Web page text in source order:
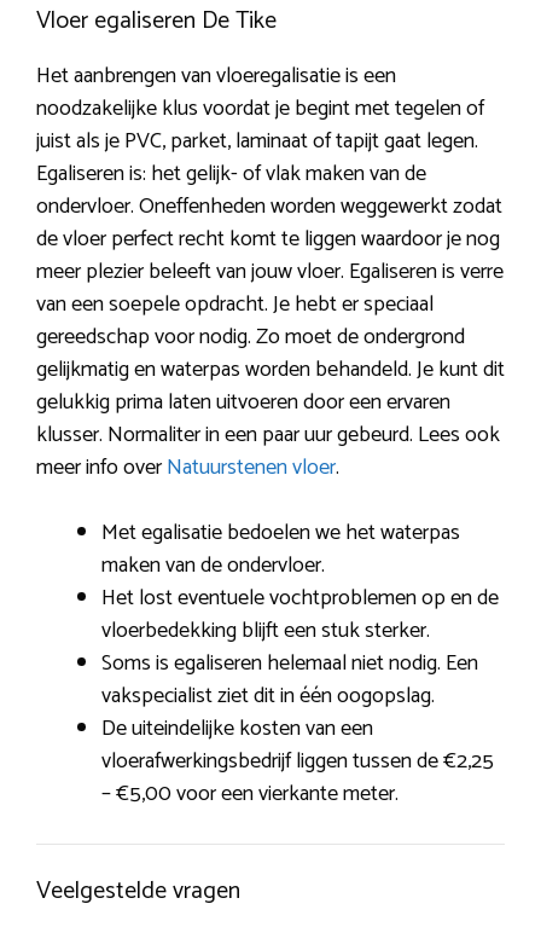
Vloer egaliseren De Tike
Het aanbrengen van vloeregalisatie is een
noodzakelijke klus voordat je begint met tegelen of
juist als je PVC, parket, laminaat of tapijt gaat legen.
Egaliseren is: het gelijk- of vlak maken van de
ondervloer. Oneffenheden worden weggewerkt zodat
de vloer perfect recht komt te liggen waardoor je nog
meer plezier beleeft van jouw vloer. Egaliseren is verre
van een soepele opdracht. Je hebt er speciaal
gereedschap voor nodig. Zo moet de ondergrond
gelijkmatig en waterpas worden behandeld. Je kunt dit
gelukkig prima laten uitvoeren door een ervaren
klusser. Normaliter in een paar uur gebeurd. Lees ook
meer info overNatuurstenen vloer.
Met egalisatie bedoelen we het waterpas
maken van de ondervloer.
Het lost eventuele vochtproblemen op en de
vloerbedekking blijft een stuk sterker.
Soms is egaliseren helemaal niet nodig. Een
vakspecialist ziet dit in één oogopslag.
De uiteindelijke kosten van een
vloerafwerkingsbedrijf liggen tussen de €2,25
– €5,00 voor een vierkante meter.
Veelgestelde vragen